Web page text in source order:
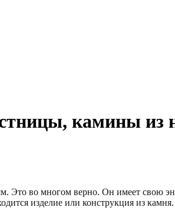
камины из
во многом верно. Он имеет свою
изделие или конструкция из камня.